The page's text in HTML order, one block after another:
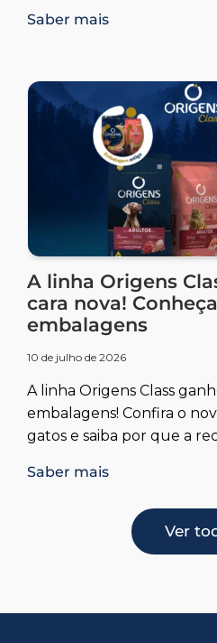
Saber mais
A linha Origens
cara nova!
embalagens
10 de julho de 2026
A linha Origens Class
embalagens! Confira o
gatos e saiba por que a
Saber mais
Ver